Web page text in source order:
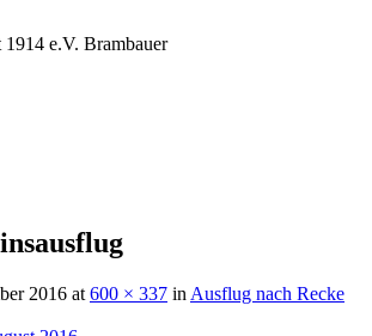
e.V. Brambauer
2016 at 600 × 337 in Ausflug nach Recke